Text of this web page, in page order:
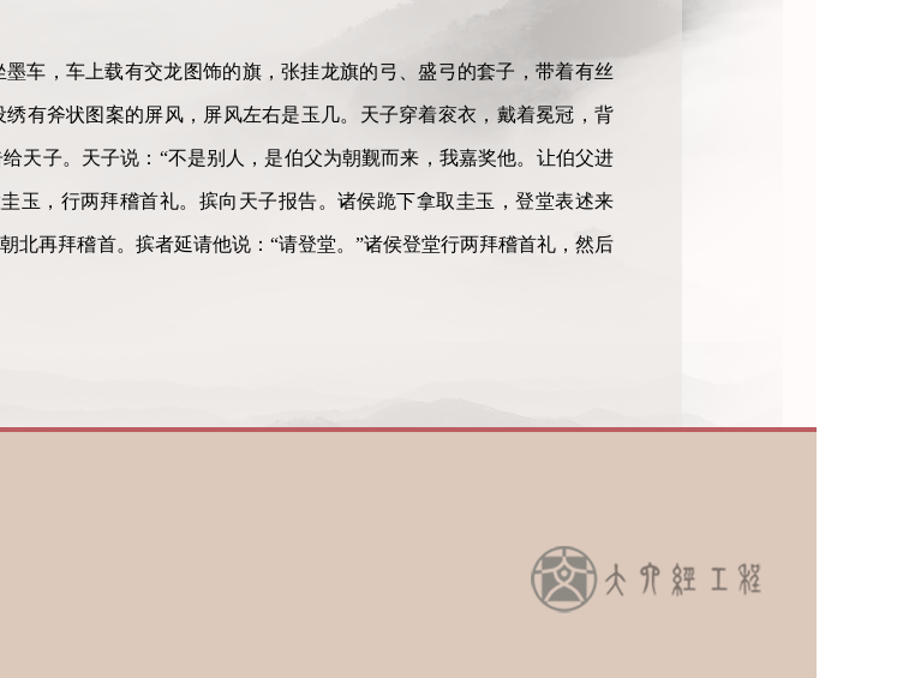
车，车上载有交龙图饰的旗，张挂龙旗的弓、盛弓的套子，带着有丝
有斧状图案的屏风，屏风左右是玉几。天子穿着衮衣，戴着冕冠，背
天子。天子说：“不是别人，是伯父为朝觐而来，我嘉奖他。让伯父进
玉，行两拜稽首礼。摈向天子报告。诸侯跪下拿取圭玉，登堂表述来
北再拜稽首。摈者延请他说：“请登堂。”诸侯登堂行两拜稽首礼，然后